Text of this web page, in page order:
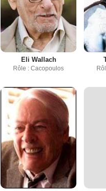
Eli Wallach
Rôle : Cacopoulos